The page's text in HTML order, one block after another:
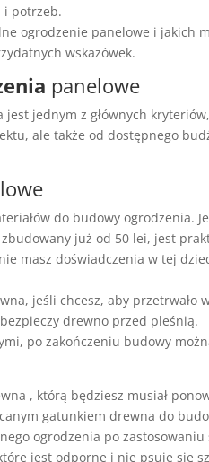
i potrzeb.
ogrodzenie panelowe i jakich
wskazówek.
panelowe
jednym z głównych
ale także od dostępnego
do budowy ogrodzenia.
już od 50 lei, jest
masz doświadczenia w tej
jeśli chcesz, aby przetrwało
drewno przed pleśnią.
po zakończeniu budowy
, którą będziesz musiał
gatunkiem drewna do
ogrodzenia po
jest odporne i nie psuje się